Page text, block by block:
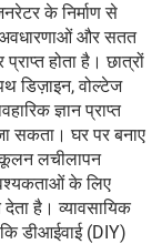
के निर्माण से
अवधारणाओं और सतत
होता है। छात्रों
डिज़ाइन, वोल्टेज
ज्ञान प्राप्त
सकता। घर पर बनाए
लचीलापन
के लिए
है। व्यावसायिक
डीआईवाई (DIY)